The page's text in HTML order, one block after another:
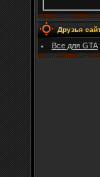
Друзья
Все для GTA